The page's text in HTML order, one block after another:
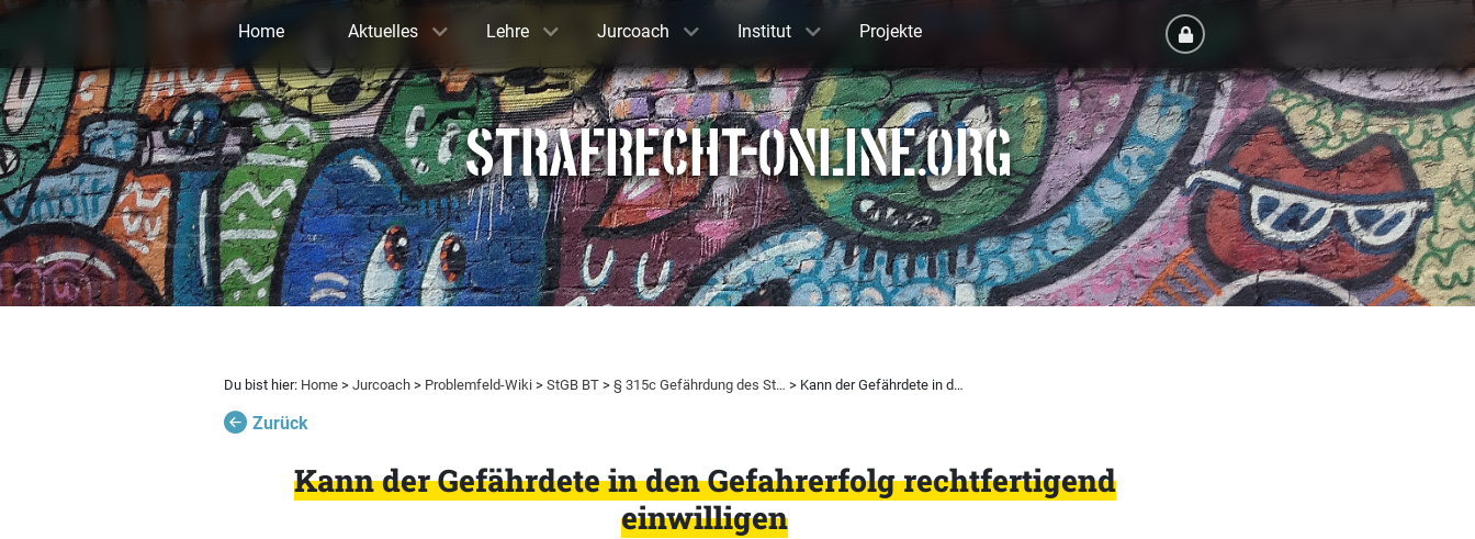
Home Aktuelles Lehre Jurcoach Institut Projekte
STRAFRECHT-ONLINE.ORG
Du bist hier: Home > Jurcoach > Problemfeld-Wiki > StGB BT > § 315c Gefährdung des St… > Kann der Gefährdete in d…
Zurück
Kann der Gefährdete in den Gefahrerfolg rechtfertigend
einwilligen